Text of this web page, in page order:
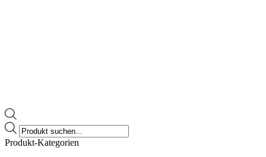
Products
search
Produkt-Kategorien